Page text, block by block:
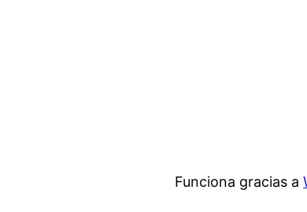
Funciona gracias a